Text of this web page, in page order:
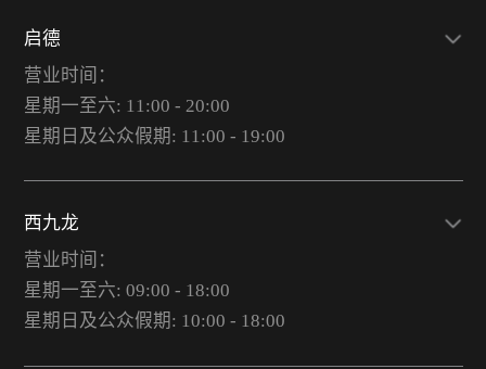
启德
营业时间：
星期一至六: 11:00 - 20:00
星期日及公众假期: 11:00 - 19:00
西九龙
营业时间：
星期一至六: 09:00 - 18:00
星期日及公众假期: 10:00 - 18:00